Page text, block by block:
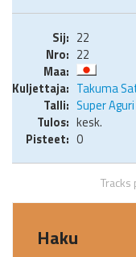
22
22
Takuma
Super
kesk.
0
Haku